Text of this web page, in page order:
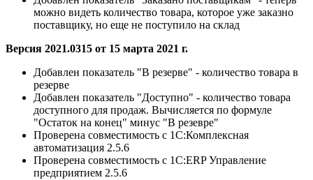
можно видеть количество товара, которое уже заказно
поставщику, но еще не поступило на склад
Версия 2021.0315 от 15 марта 2021 г.
Добавлен показатель "В резерве" - количество товара в
резерве
Добавлен показатель "Доступно" - количество товара
доступного для продаж. Вычисляется по формуле
"Остаток на конец" минус "В резевре"
Проверена совместимость с 1С:Комплексная
автоматизация 2.5.6
Проверена совместимость с 1С:ERP Управление
предприятием 2.5.6